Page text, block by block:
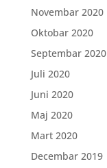
Novembar 2020
Oktobar 2020
Septembar 2020
Juli 2020
Juni 2020
Maj 2020
Mart 2020
Decembar 2019